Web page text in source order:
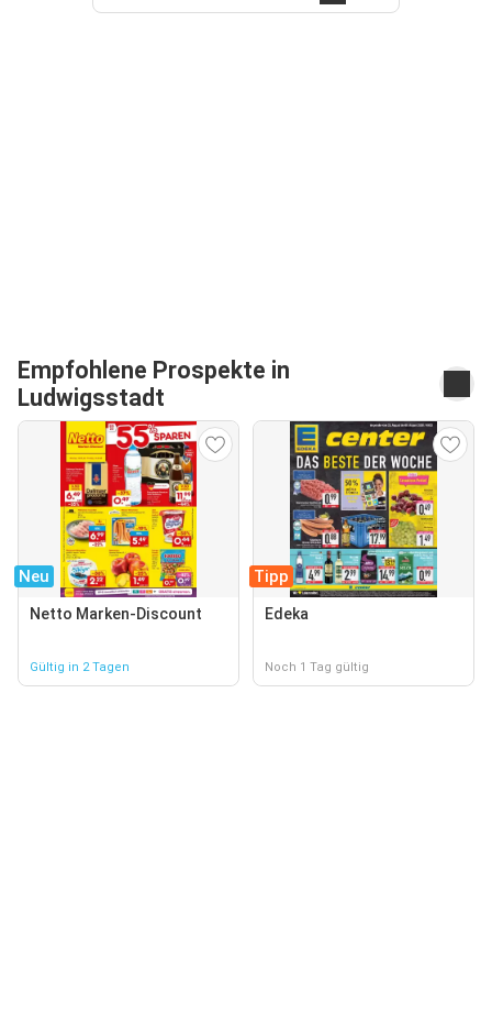
Empfohlene Prospekte in
Ludwigsstadt
Neu
Netto Marken-Discount
Gültig in 2 Tagen
Tipp
Edeka
Noch 1 Tag gültig